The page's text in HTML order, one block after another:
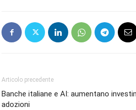
Articolo precedente
Banche italiane e AI: aumentano
adozioni